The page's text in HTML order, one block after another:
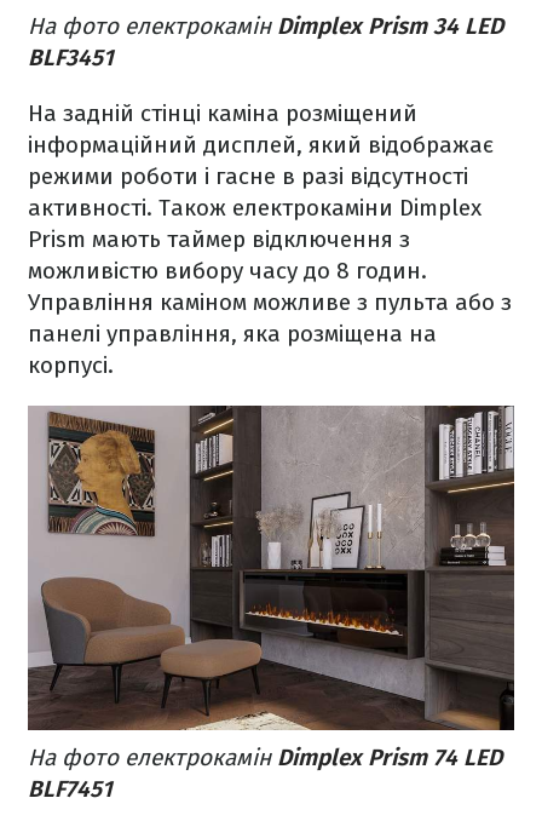
На фото електрокамін Dimplex Prism 34 LED
BLF3451
На задній стінці каміна розміщений
інформаційний дисплей, який відображає
режими роботи і гасне в разі відсутності
активності. Також електрокаміни Dimplex
Prism мають таймер відключення з
можливістю вибору часу до 8 годин.
Управління каміном можливе з пульта або з
панелі управління, яка розміщена на
корпусі.
На фото електрокамін Dimplex Prism 74 LED
BLF7451